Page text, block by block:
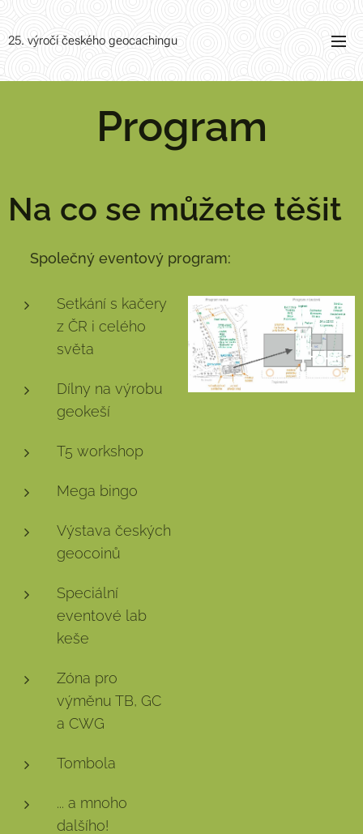
25. výročí českého geocachingu
Program
Na co se můžete těšit
Společný eventový program:
Setkání s kačery
z ČR i celého
světa
Dílny na výrobu
geokeší
T5 workshop
Mega bingo
Výstava českých
geocoinů
Speciální
eventové lab
keše
Zóna pro
výměnu TB, GC
a CWG
Tombola
... a mnoho
dalšího!